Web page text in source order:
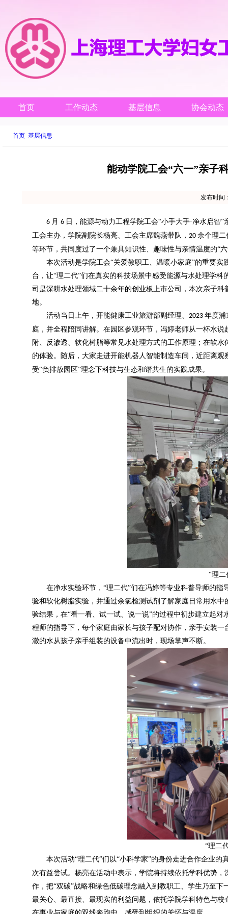
首页 工作动态 基层信息 协会动态
首页 基层信息
能动学院工会“六一”亲子
发布时间
6 月 6 日，能源与动力工程学院工会“小手大手·净水启智
工会主办，学院副院长杨亮、工会主席魏燕带队， 20 余个理二
等环节，共同度过了一个兼具知识性、趣味性与亲情温度的“
本次活动是学院工会“关爱教职工、温暖小家庭”的重要
台，让“理二代”们在真实的科技场景中感受能源与水处理学
司是深耕水处理领域二十余年的创业板上市公司，本次亲子
地。
活动当日上午，开能健康工业旅游部副经理、 2023 年度浦
庭，并全程陪同讲解。在园区参观环节，冯婷老师从一杯水
附、反渗透、软化树脂等常见水处理方式的工作原理；在软
的体验。随后，大家走进开能机器人智能制造车间，近距离
受“负排放园区”理念下科技与生态和谐共生的实践成果。
“理
在净水实验环节， “理二代”们在冯婷等专业科普导师的
验和软化树脂实验，并通过余氯检测试剂了解家庭日常用水
验结果，在“看一看、试一试、说一说”的过程中初步建立起
程师的指导下，每个家庭由家长与孩子配对协作，亲手安装
澈的水从孩子亲手组装的设备中流出时，现场掌声不断。
“理二
本次活动“理二代”们以“小科学家”的身份走进合作企业
次有益尝试。杨亮在活动中表示，学院将持续依托学科优势
作，把“双碳”战略和绿色低碳理念融入到教职工、学生乃至
最关心、最直接、最现实的利益问题，依托学院学科特色与